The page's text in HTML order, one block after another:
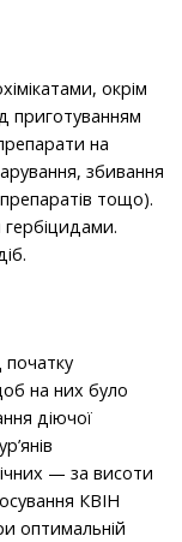
окрім
приготуванням
на
збивання
тощо).
на них було
діючої
— за висоти
КВІН
оптимальній